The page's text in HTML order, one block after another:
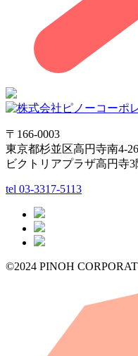
〒166-0003
東京都杉並区高円寺南4-
ビクトリアプラザ高円寺3
tel 03-3317-5113
©2024 PINOH